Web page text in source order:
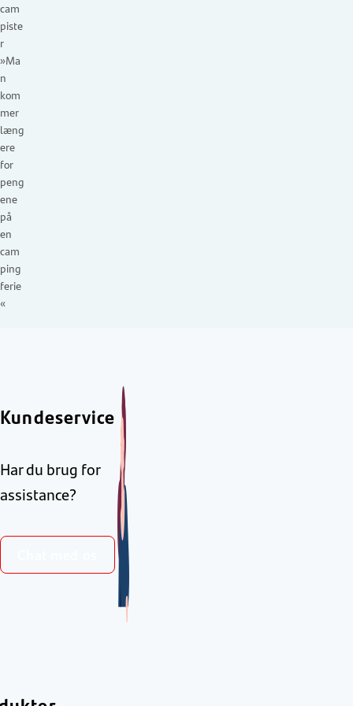
cam
piste
r
»Ma
n
kom
mer
læng
ere
for
peng
ene
på
en
cam
ping
ferie
«
Kundeservice
Har du brug for
assistance?